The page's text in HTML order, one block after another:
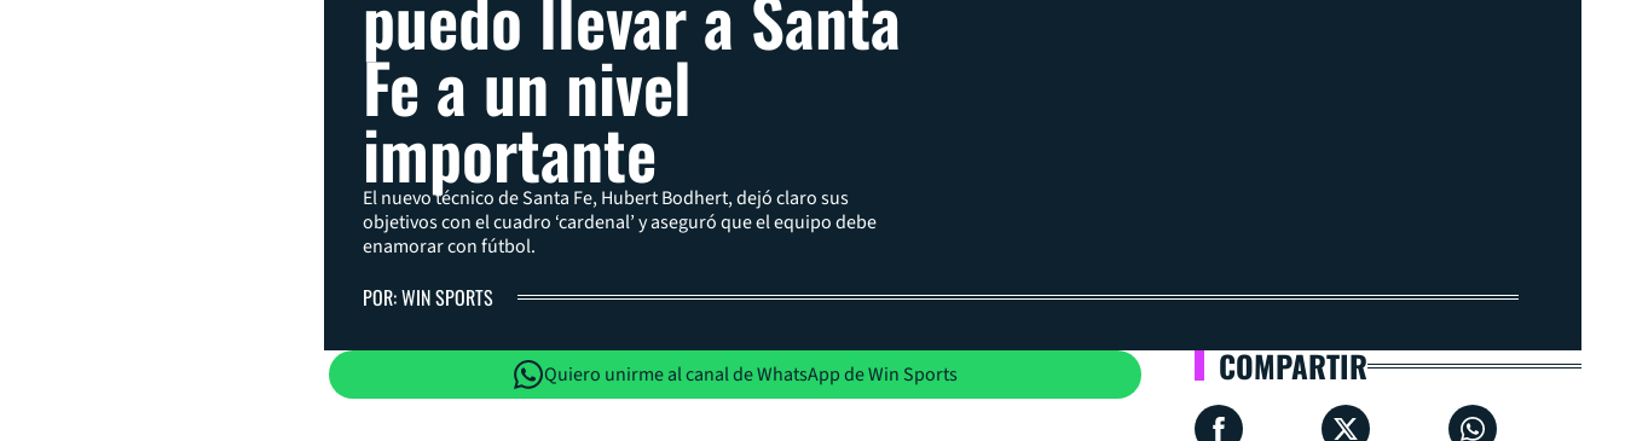
Fe a un nivel
importante
El nuevo técnico de Santa Fe, Hubert Bodhert, dejó claro sus
objetivos con el cuadro ‘cardenal’ y aseguró que el equipo debe
enamorar con fútbol.
POR: WIN SPORTS
Quiero unirme al canal de WhatsApp de Win Sports COMPARTIR